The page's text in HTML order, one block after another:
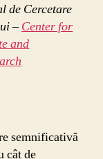
de Cercetare
–Center for
and
semnificativă
cât de